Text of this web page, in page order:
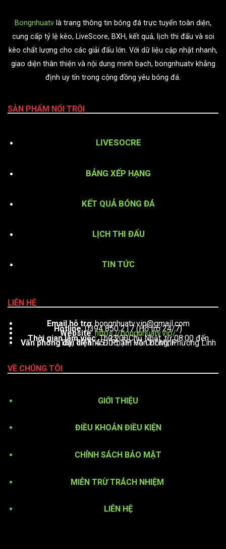
Bongnhuatv là trang thông tin bóng đá trực tuyến toàn diện,
cung cấp tỷ lệ kèo, LiveScore, BXH, kết quả, lịch thi đấu và soi
kèo chất lượng cho các giải đấu lớn. Với dữ liệu cập nhật nhanh,
giao diện thân thiện và nội dung minh bạch, bongnhuatv khẳng
định uy tín trong cộng đồng yêu bóng đá.
SẢN PHẨM NỔI TRỘI
LIVESOCRE
BẢNG XẾP HẠNG
KẾT QUẢ BÓNG ĐÁ
LỊCH THI ĐẤU
TIN TỨC
LIÊN HỆ
Email hỗ trợ:bongnhuatv.vip@gmail.com
Hotline: 0394 850 217 (Hỗ trợ 24/7)
Website:https://bongnhuatv.vip/
Thời gian làm việc : Thứ 2 – Chủ Nhật, từ 08:00 đến 23:00
Văn phòng đại diện: 451 Phạm Văn Đồng, Phường Linh Tây, TP. Thủ Đức, TP. Hồ Chí Minh
VỀ CHÚNG TÔI
GIỚI THIỆU
ĐIỀU KHOẢN ĐIỀU KIỆN
CHÍNH SÁCH BẢO MẬT
MIỄN TRỪ TRÁCH NHIỆM
LIÊN HỆ